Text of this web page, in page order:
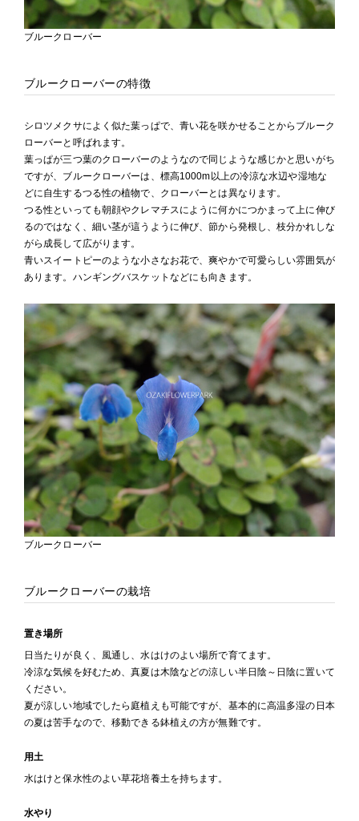
ブルークローバー
ブルークローバーの特徴
シロツメクサによく似た葉っぱで、青い花を咲かせることからブルーク
ローバーと呼ばれます。
葉っぱが三つ葉のクローバーのようなので同じような感じかと思いがち
ですが、ブルークローバーは、標高1000m以上の冷涼な水辺や湿地な
どに自生するつる性の植物で、クローバーとは異なります。
つる性といっても朝顔やクレマチスにように何かにつかまって上に伸び
るのではなく、細い茎が這うように伸び、節から発根し、枝分かれしな
がら成長して広がります。
青いスイートピーのような小さなお花で、爽やかで可愛らしい雰囲気が
あります。ハンギングバスケットなどにも向きます。
ブルークローバー
ブルークローバーの栽培
置き場所
日当たりが良く、風通し、水はけのよい場所で育てます。
冷涼な気候を好むため、真夏は木陰などの涼しい半日陰～日陰に置いて
ください。
夏が涼しい地域でしたら庭植えも可能ですが、基本的に高温多湿の日本
の夏は苦手なので、移動できる鉢植えの方が無難です。
用土
水はけと保水性のよい草花培養土を持ちます。
水やり